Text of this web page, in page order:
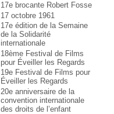
17e brocante Robert Fosse
17 octobre 1961
17e édition de la Semaine
de la Solidarité
internationale
18ème Festival de Films
pour Éveiller les Regards
19e Festival de Films pour
Éveiller les Regards
20e anniversaire de la
convention internationale
des droits de l’enfant